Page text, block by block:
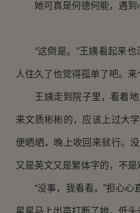
她可真是何德何能，遇到
“这倒是。”王姨看起来也
人住久了也觉得孤单了吧。
王姨走到院子里，看着地
来文质彬彬的，应该上过大
便晒晒，晚上收回来就行。
又是英文又是繁体字的，不
“没事，我看看。”担心心
星星马上出声打断了她，低